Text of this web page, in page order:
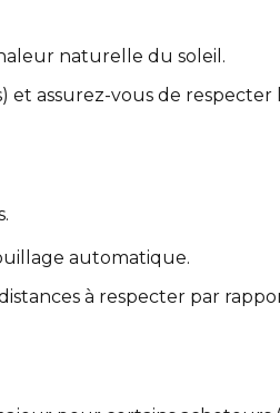
naturelle du soleil.
assurez-vous de respecter
automatique.
à respecter par